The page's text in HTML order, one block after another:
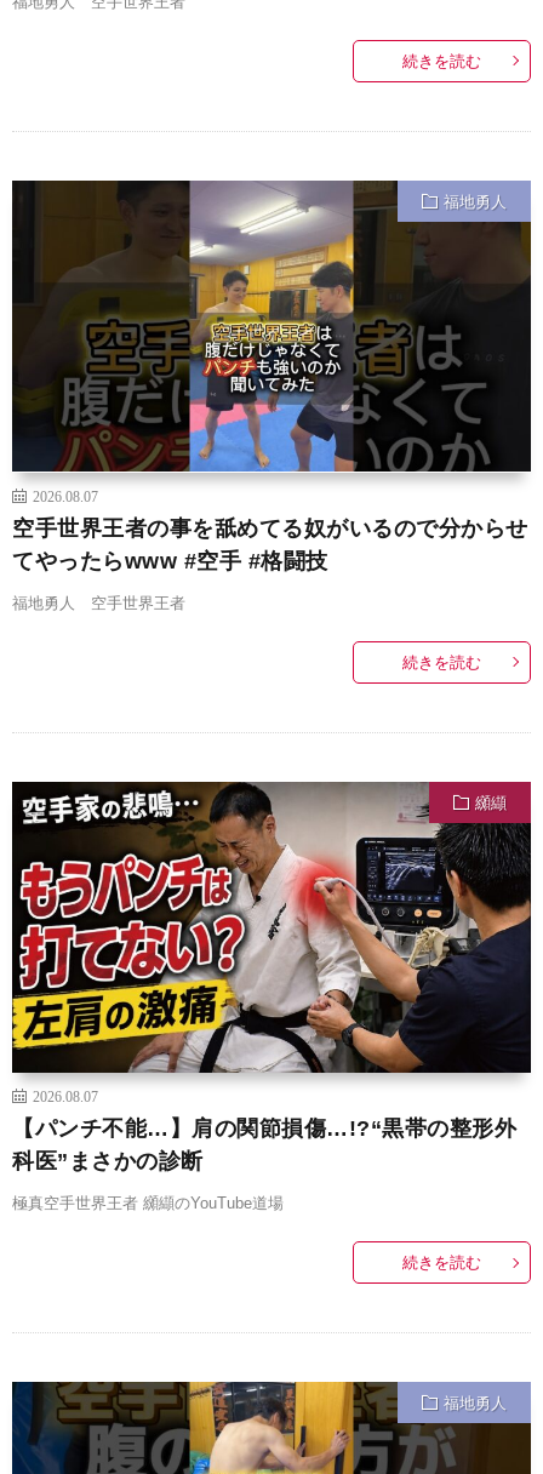
続きを読む
福地勇人
2026.08.07
空手世界王者の事を舐めてる奴がいるので分からせ
てやったらwww #空手 #格闘技
福地勇人 空手世界王者
続きを読む
纐纈
2026.08.07
【パンチ不能…】肩の関節損傷…!?“黒帯の整形外
科医”まさかの診断
極真空手世界王者 纐纈のYouTube道場
続きを読む
福地勇人